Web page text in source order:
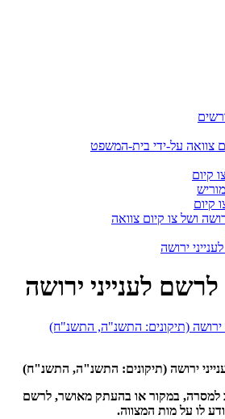
צוואה על-ידי בית-המשפט
קיום
קיום
ושל צו קיום צוואה
ירושה
לענייני ירושה
ירושה (תיקונים: התשנ"ה, התשנ"ח)
למסרה, במקור או בהעתק מאושר, לרשם
לו על מות המצווה.